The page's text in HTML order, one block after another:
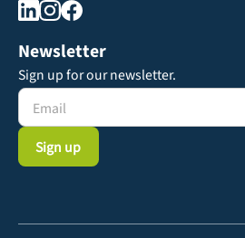
Newsletter
Sign up for our newsletter.